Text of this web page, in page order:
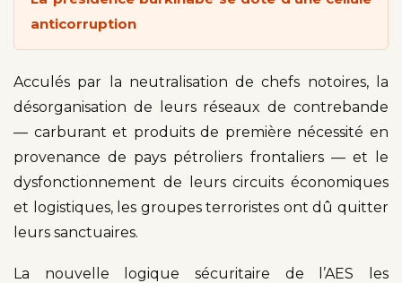
anticorruption
Acculés par la neutralisation de chefs notoires, la
désorganisation de leurs réseaux de contrebande
— carburant et produits de première nécessité en
provenance de pays pétroliers frontaliers — et le
dysfonctionnement de leurs circuits économiques
et logistiques, les groupes terroristes ont dû quitter
leurs sanctuaires.
La nouvelle logique sécuritaire de l’AES les